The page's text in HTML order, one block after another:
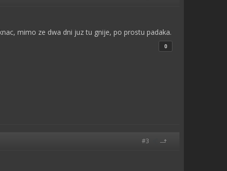
mimo ze dwa dni juz tu gnije, po prostu padaka.
0
#3